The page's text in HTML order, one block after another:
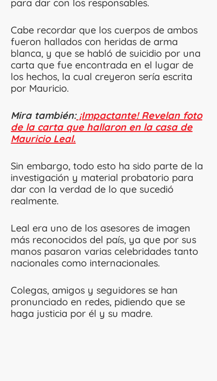
para dar con los responsables.
Cabe recordar que los cuerpos de ambos
fueron hallados con heridas de arma
blanca, y que se habló de suicidio por una
carta que fue encontrada en el lugar de
los hechos, la cual creyeron sería escrita
por Mauricio.
Mira también:¡Impactante! Revelan foto
de la carta que hallaron en la casa de
Mauricio Leal.
Sin embargo, todo esto ha sido parte de la
investigación y material probatorio para
dar con la verdad de lo que sucedió
realmente.
Leal era uno de los asesores de imagen
más reconocidos del país, ya que por sus
manos pasaron varias celebridades tanto
nacionales como internacionales.
Colegas, amigos y seguidores se han
pronunciado en redes, pidiendo que se
haga justicia por él y su madre.